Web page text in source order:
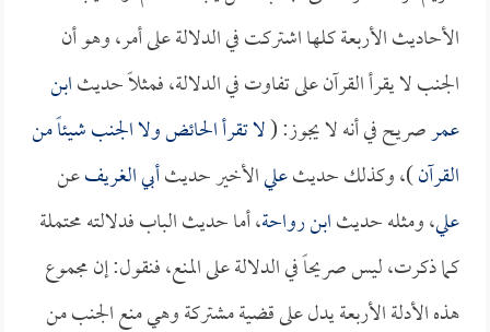
الأحاديث الأربعة كلها اشتركت في الدلالة على أمر، وهو أن
الجنب لا يقرأ القرآن على تفاوت في الدلالة، فمثلاً حديثابن
عمرصريح في أنه لا يجوز: (لا تقرأ الحائض ولا الجنب شيئاً من
القرآن)، وكذلك حديثعليالأخير حديثأبي الغريفعن
علي، ومثله حديثابن رواحة، أما حديث الباب فدلالته محتملة
كما ذكرت، ليس صريحاً في الدلالة على المنع، فنقول: إن مجموع
هذه الأدلة الأربعة يدل على قضية مشتركة وهي منع الجنب من